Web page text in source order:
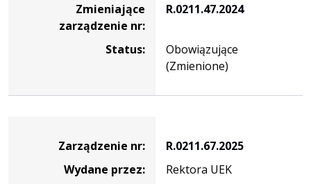
Zmieniające
zarządzenie nr:
R.0211.47.2024
Status:
Obowiązujące
(Zmienione)
Zarządzenie nr:
R.0211.67.2025
Wydane przez:
Rektora UEK